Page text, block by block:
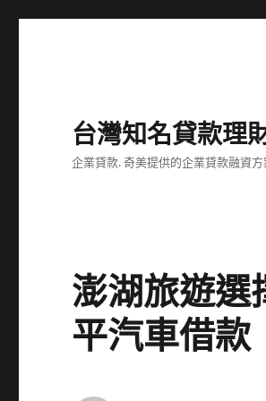
台灣知名貸款理
企業貸款. 奇美提供的企業貸款融資
澎湖旅遊選
平汽車借款